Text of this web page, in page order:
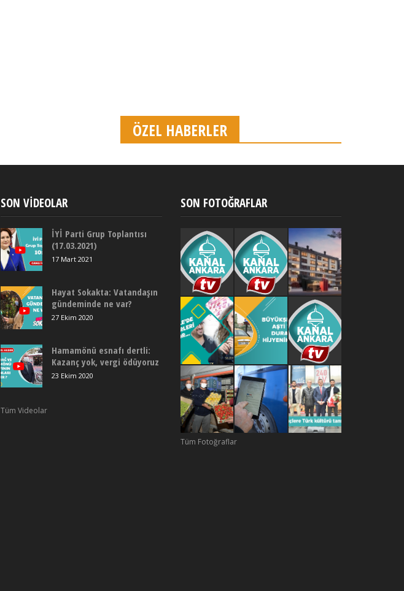
ÖZEL HABERLER
SON VIDEOLAR
İYİ Parti Grup Toplantısı
(17.03.2021)
17 Mart 2021
Hayat Sokakta: Vatandaşın
gündeminde ne var?
27 Ekim 2020
Hamamönü esnafı dertli:
Kazanç yok, vergi ödüyoruz
23 Ekim 2020
Tüm Videolar
SON FOTOĞRAFLAR
Tüm Fotoğraflar